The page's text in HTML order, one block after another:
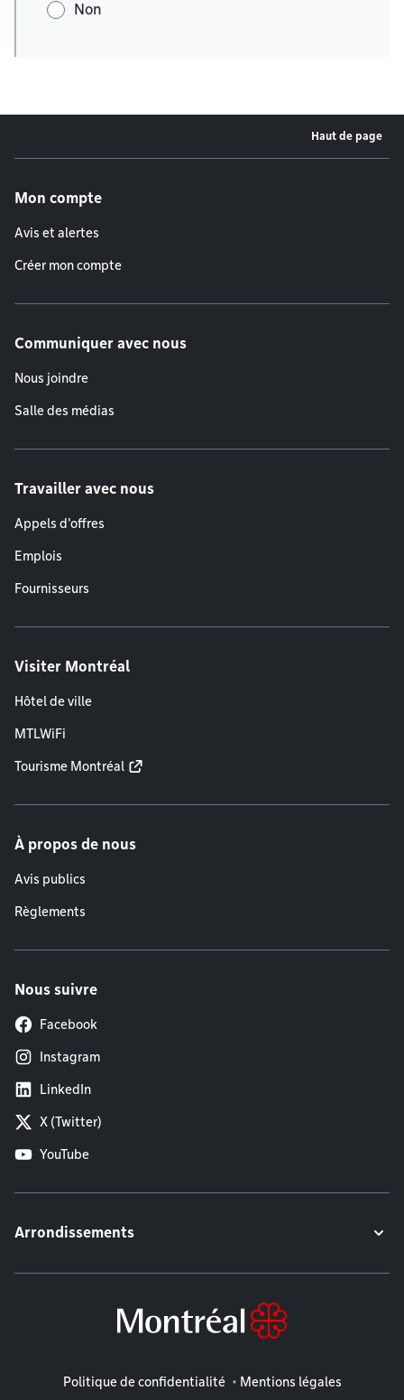
Non
Haut de page
Mon compte
Avis et alertes
Créer mon compte
Communiquer avec nous
Nous joindre
Salle des médias
Travailler avec nous
Appels d'offres
Emplois
Fournisseurs
Visiter Montréal
Hôtel de ville
MTLWiFi
Tourisme Montréal
À propos de nous
Avis publics
Règlements
Nous suivre
Facebook
Instagram
LinkedIn
X (Twitter)
YouTube
Arrondissements
Mentions légales
Politique de confidentialité Mentions légales